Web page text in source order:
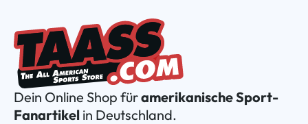
Dein Online Shop füramerikanische Sport-
Fanartikel in Deutschland.